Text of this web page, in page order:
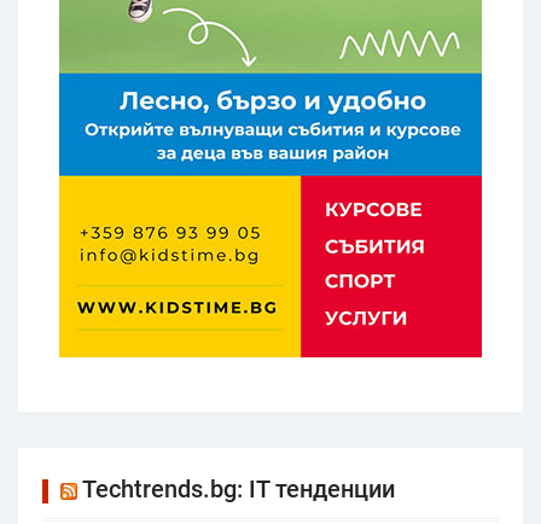
Techtrends.bg: IT тенденции